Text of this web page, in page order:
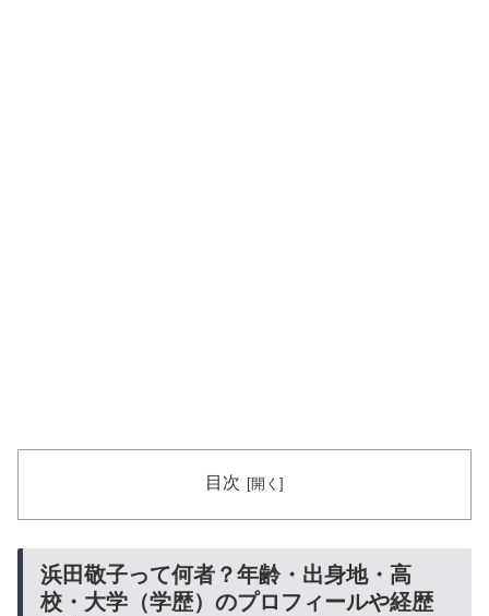
目次
浜田敬子って何者？年齢・出身地・高
校・大学（学歴）のプロフィールや経歴